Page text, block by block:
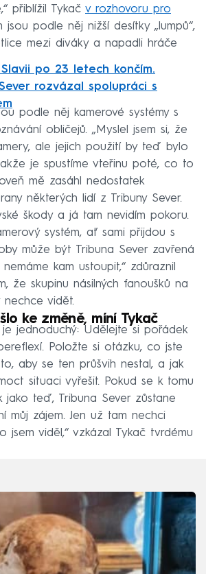
přiblížil Tykač v rozhovoru pro
jsou podle něj nižší desítky „lumpů“,
mezi diváky a napadli hráče
Slavii po 23 letech končím.
rozvázal spolupráci s
podle něj kamerové systémy s
obličejů. „Myslel jsem si, že
ale jejich použití by teď bylo
je spustíme vteřinu poté, co to
mě zasáhl nedostatek
některých lidí z Tribuny Sever.
škody a já tam nevidím pokoru.
systém, ať sami přijdou s
může být Tribuna Sever zavřená
kam ustoupit,“ zdůraznil
že skupinu násilných fanoušků na
nechce vidět.
ke změně, míní Tykač
je jednoduchý: Udělejte si pořádek
Položte si otázku, co jste
aby se ten průšvih nestal, a jak
situaci vyřešit. Pokud se k tomu
jako teď, Tribuna Sever zůstane
můj zájem. Jen už tam nechci
jsem viděl,“ vzkázal Tykač tvrdému